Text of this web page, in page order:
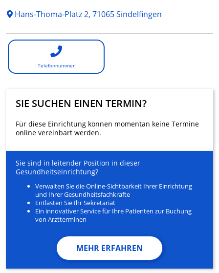
Hans-Thoma-Platz 2, 71065 Sindelfingen
Telefonnummer
SIE SUCHEN EINEN TERMIN?
Für diese Einrichtung können momentan keine Termine
online vereinbart werden.
Sie sind in leitender Position in dieser
Gesundheitseinrichtung?
Verwalten Sie die Online-Sichtbarkeit Ihrer Einrichtung
und Ihrer Gesundheitsfachkräfte
Entlasten Sie Ihr Sekretariat
Ein innovativer Service für Ihre Patienten zur Buchung
von Arztterminen
MEHR ERFAHREN